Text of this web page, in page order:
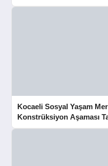
Kocaeli Sosyal Yaşam
Konstrüksiyon Aşaması